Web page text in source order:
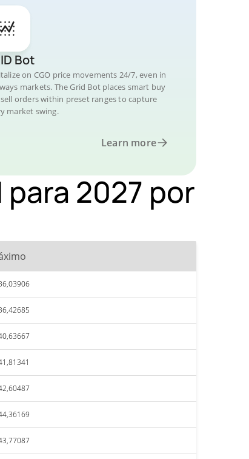
Bot
on CGO price movements 24/7, even in
markets. The Grid Bot places smart buy
orders within preset ranges to capture
market swing.
Learn more
2027 por